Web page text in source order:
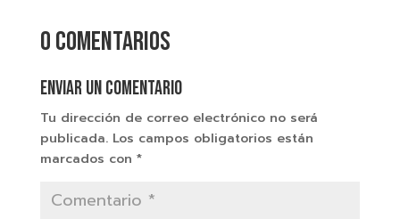
0 comentarios
Enviar un comentario
Tu dirección de correo electrónico no será
publicada. Los campos obligatorios están
marcados con *